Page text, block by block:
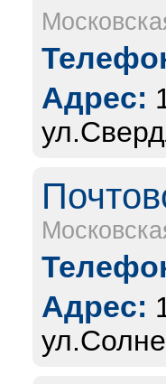
Адрес:
Адрес: